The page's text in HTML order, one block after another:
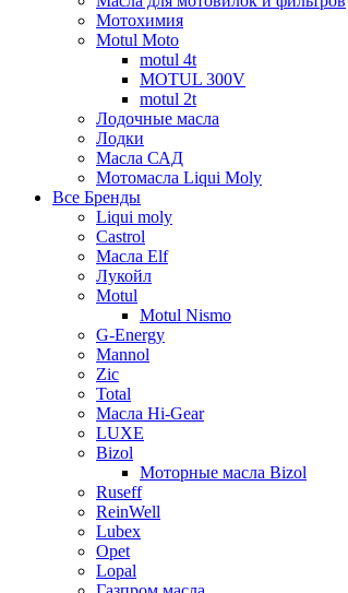
Мотохимия
Motul Moto
motul 4t
MOTUL 300V
motul 2t
Лодочные масла
Лодки
Масла САД
Мотомасла Liqui Moly
Все Бренды
Liqui moly
Castrol
Масла Elf
Лукойл
Motul
Motul Nismo
G-Energy
Mannol
Zic
Total
Масла Hi-Gear
LUXE
Bizol
Моторные масла Bizol
Ruseff
ReinWell
Lubex
Opet
Lopal